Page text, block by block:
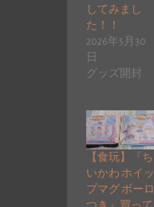
してみまし
た！！
2026年5月30
日
グッズ開封
【食玩】『ち
いかわ ホイッ
プマグ ボーロ